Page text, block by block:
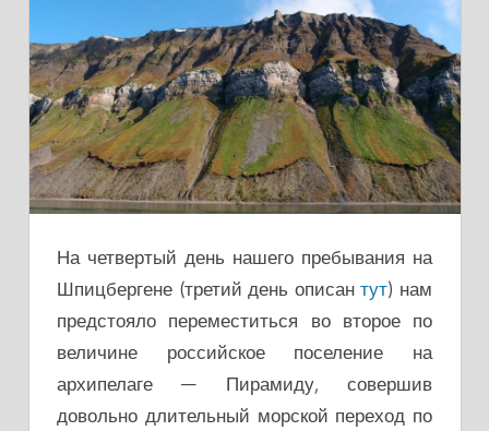
На четвертый день нашего пребывания на
Шпицбергене (третий день описантут) нам
предстояло переместиться во второе по
величине российское поселение на
архипелаге — Пирамиду, совершив
довольно длительный морской переход по